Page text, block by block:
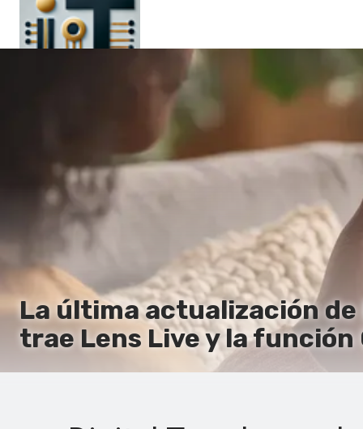
La última actualización de
trae Lens Live y la